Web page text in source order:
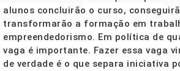
alunos concluirão o curso,
transformarão a formação em
empreendedorismo. Em política de
vaga é importante. Fazer essa vaga
de verdade é o que separa iniciativa